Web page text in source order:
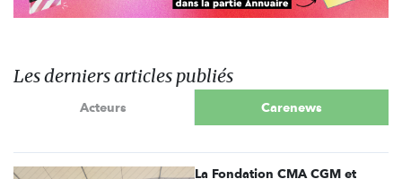
Les derniers articles publiés
Acteurs Carenews
La Fondation CMA CGM et